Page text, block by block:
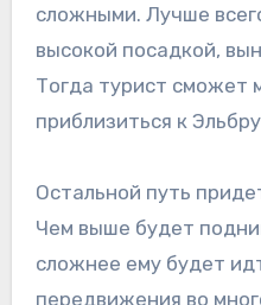
сложными. Лучше
высокой посадкой,
Тогда турист сможет
приблизиться к
Остальной путь
Чем выше будет
сложнее ему будет
передвижения во